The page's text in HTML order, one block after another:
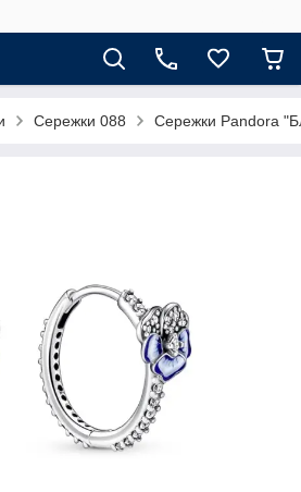
Сережки 088 Сережки Pandora